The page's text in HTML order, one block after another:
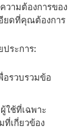
วามต้องการของ
ยดที่คุณต้องการ
ระการ:
อรวบรวมข้อ
ใช้ที่เฉพาะ
ที่เกี่ยวข้อง